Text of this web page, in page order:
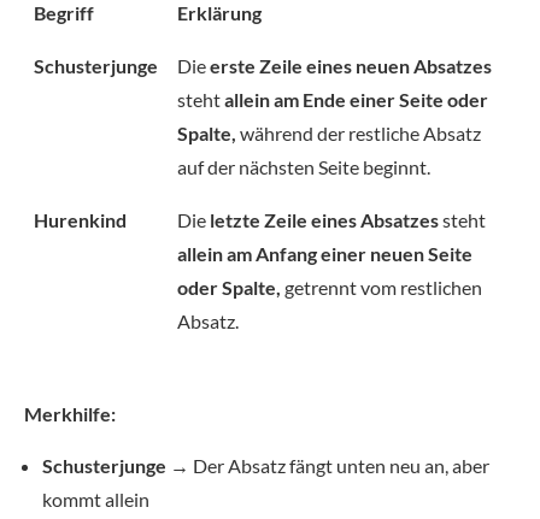
Begriff Erklärung
Schusterjunge Dieerste Zeile eines neuen Absatzes
stehtallein am Ende einer Seite oder
Spalte, während der restliche Absatz
auf der nächsten Seite beginnt.
Hurenkind Die letzte Zeile eines Absatzessteht
allein am Anfang einer neuen Seite
oder Spalte, getrennt vom restlichen
Absatz.
Merkhilfe:
Schusterjunge → Der Absatz fängt unten neu an, aber
kommt allein